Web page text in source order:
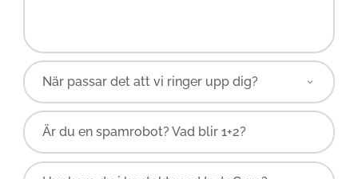
Är du en spamrobot? Vad blir 1+2?